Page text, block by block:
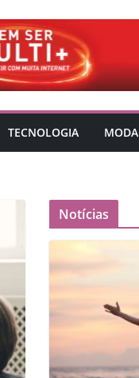
TECNOLOGIA MODA
Notícias